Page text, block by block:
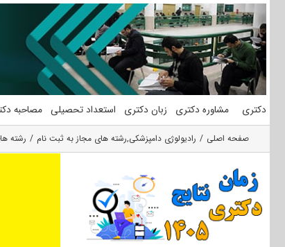
محتوا
دکتری مشاوره دکتری زبان دکتری استعداد تحصیلی مصاحبه
صفحه اصلی رادیولوژی دامپزشکی,رشته های مجاز به ثبت نام رشته